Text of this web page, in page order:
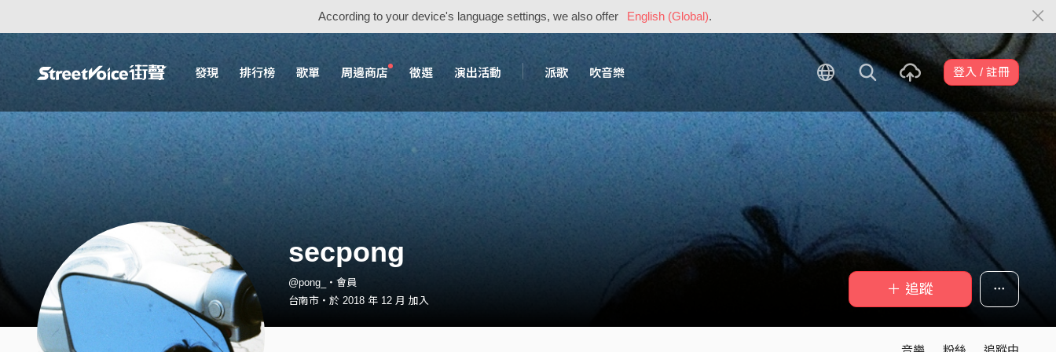
According to your device's language settings, we also offer English (Global).
發現 排行榜 歌單 周邊商店 徵選 演出活動 派歌 吹音樂 登入 / 註冊
secpong
@pong_・會員
台南市・於 2018 年 12 月 加入
＋ 追蹤